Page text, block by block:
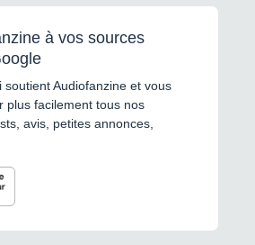
à vos sources
soutient Audiofanzine et vous
plus facilement tous nos
avis, petites annonces,